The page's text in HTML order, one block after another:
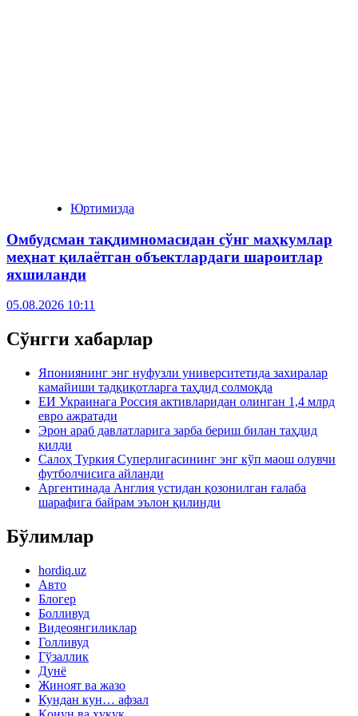
Юртимизда
Омбудсман тақдимномасидан сўнг маҳкумлар
меҳнат қилаётган объектлардаги шароитлар
яхшиланди
05.08.2026 10:11
Сўнгги хабарлар
Япониянинг энг нуфузли университетида захиралар
камайиши тадқиқотларга таҳдид солмоқда
ЕИ Украинага Россия активларидан олинган 1,4 млрд
евро ажратади
Эрон араб давлатларига зарба бериш билан таҳдид
қилди
Салоҳ Туркия Суперлигасининг энг кўп маош олувчи
футболчисига айланди
Аргентинада Англия устидан қозонилган ғалаба
шарафига байрам эълон қилинди
Бўлимлар
hordiq.uz
Авто
Блогер
Болливуд
Видеоянгиликлар
Голливуд
Гўзаллик
Дунё
Жиноят ва жазо
Кундан кун… афзал